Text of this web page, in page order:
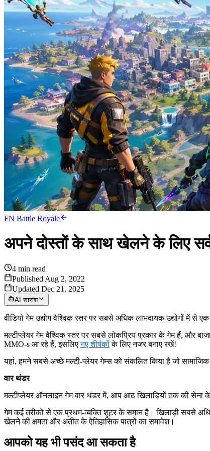
FN Battle Royale
अपने दोस्तों के साथ खेलने के लिए
4 min read
Published Aug 2, 2022
Updated Dec 21, 2025
AI सारांश
वीडियो गेम उद्योग वैश्विक स्तर पर सबसे अधिक लाभदायक उद्योगों में से
मल्टीप्लेयर गेम वैश्विक स्तर पर सबसे लोकप्रिय प्रकार के गेम हैं, और
MMO-s आ रहे हैं, इसलिएनए शीर्षकोंके लिए नजर बनाए रखें!
यहां, हमने सबसे अच्छे मल्टी-प्लेयर गेम्स को संकलित किया है जो
वार थंडर
मल्टीप्लेयर ऑनलाइन गेम वार थंडर में, आप आठ खिलाड़ियों तक की
गेम कई तरीकों से एक प्रथम-व्यक्ति शूटर के समान है। खिलाड़ी सबसे
खेलने की क्षमता और अतीत के ऐतिहासिक पात्रों का समावेश।
आपको यह भी पसंद आ सकता है